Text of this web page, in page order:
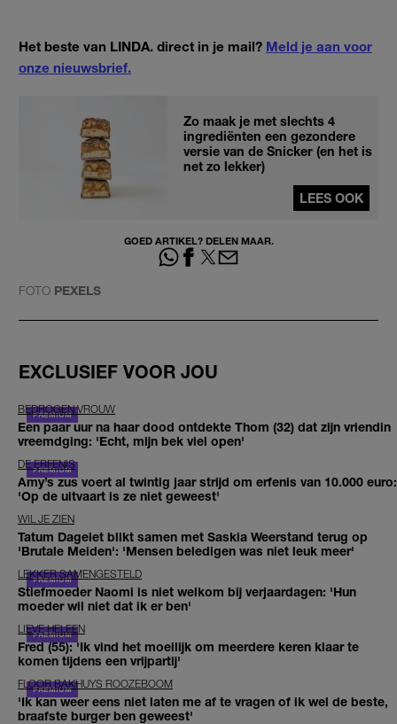
Het beste van LINDA. direct in je mail? Meld je aan voor
onze nieuwsbrief.
Zo maak je met slechts 4
ingrediënten een gezondere
versie van de Snicker (en het is
net zo lekker)
LEES OOK
GOED ARTIKEL? DELEN MAAR.
FOTO PEXELS
EXCLUSIEF VOOR JOU
BEDROGEN VROUW
Een paar uur na haar dood ontdekte Thom (32) dat zijn vriendin
vreemdging: 'Echt, mijn bek viel open'
DE ERFENIS
Amy’s zus voert al twintig jaar strijd om erfenis van 10.000 euro:
'Op de uitvaart is ze niet geweest'
WIL JE ZIEN
Tatum Dagelet blikt samen met Saskia Weerstand terug op
'Brutale Meiden': 'Mensen beledigen was niet leuk meer'
LEKKER SAMENGESTELD
Stiefmoeder Naomi is niet welkom bij verjaardagen: 'Hun
moeder wil niet dat ik er ben'
LIEVE HELEEN
Fred (55): 'Ik vind het moeilijk om meerdere keren klaar te
komen tijdens een vrijpartij'
FLOOR BAKHUYS ROOZEBOOM
'Ik kan weer eens niet laten me af te vragen of ik wel de beste,
braafste burger ben geweest'